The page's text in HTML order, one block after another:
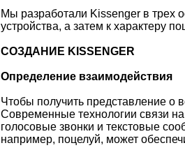
Мы разработали Kissenger в трех
устройства, а затем к характеру
СОЗДАНИЕ KISSENGER
Определение взаимодействия
Чтобы получить представление о
Современные технологии связи
голосовые звонки и текстовые
например, поцелуй, может